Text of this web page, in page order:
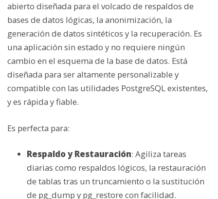
abierto diseñada para el volcado de respaldos de
bases de datos lógicas, la anonimización, la
generación de datos sintéticos y la recuperación. Es
una aplicación sin estado y no requiere ningún
cambio en el esquema de la base de datos. Está
diseñada para ser altamente personalizable y
compatible con las utilidades PostgreSQL existentes,
y es rápida y fiable.
Es perfecta para:
Respaldo y Restauración: Agiliza tareas
diarias como respaldos lógicos, la restauración
de tablas tras un truncamiento o la sustitución
de pg_dump y pg_restore con facilidad.